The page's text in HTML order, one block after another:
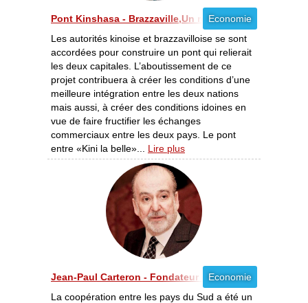
Economie
Pont Kinshasa - Brazzaville,Un réel espoir pour
Les autorités kinoise et brazzavilloise se sont
accordées pour construire un pont qui relierait
les deux capitales. L’aboutissement de ce
projet contribuera à créer les conditions d’une
meilleure intégration entre les deux nations
mais aussi, à créer des conditions idoines en
vue de faire fructifier les échanges
commerciaux entre les deux pays. Le pont
entre «Kini la belle»... Lire plus
Economie
Jean-Paul Carteron - Fondateur et Président Exécutif
La coopération entre les pays du Sud a été un